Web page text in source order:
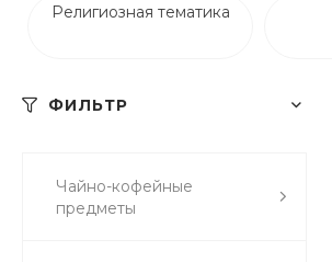
Религиозная тематика
ФИЛЬТР
Чайно-кофейные
предметы